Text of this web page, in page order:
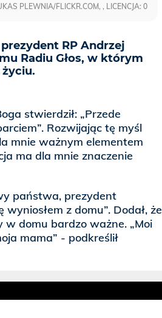
RP Andrzej
Radiu Głos, w którym
PLEWNIA/FLICKR.COM, , LICENCJA: 0
stwierdził: „Przede
Rozwijając tę myśl
mnie ważnym elementem
ma dla mnie znaczenie
państwa, prezydent
z domu”. Dodał, że
domu bardzo ważne. „Moi
mama” - podkreślił